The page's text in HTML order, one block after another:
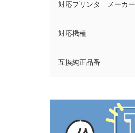
対応プリンタ―メーカー
対応機種
互換純正品番